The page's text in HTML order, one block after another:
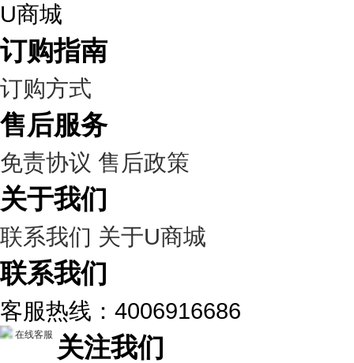
U商城
订购指南
订购方式
售后服务
免责协议 售后政策
关于我们
联系我们 关于U商城
联系我们
客服热线：4006916686
在线客服 关注我们